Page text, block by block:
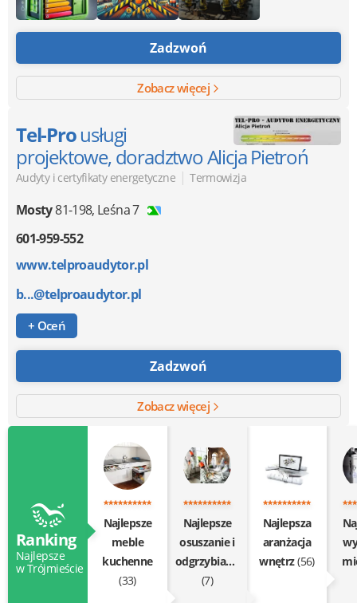
Zadzwoń
Zobacz więcej
Tel-Prousługi
projektowe, doradztwo Alicja Pietroń
Audyty i certyfikaty energetyczne | Termowizja
Mosty81-198, Leśna 7
601-959-552
www.telproaudytor.pl
b...@telproaudytor.pl
+ Oceń
Zadzwoń
Zobacz więcej
Ranking
Najlepsze
w Trójmieście
Najlepsze
meble
kuchenne
(33)
Najlepsze
osuszanie i
odgrzybianie
(7)
Najlepsza
aranżacja
wnętrz(56)